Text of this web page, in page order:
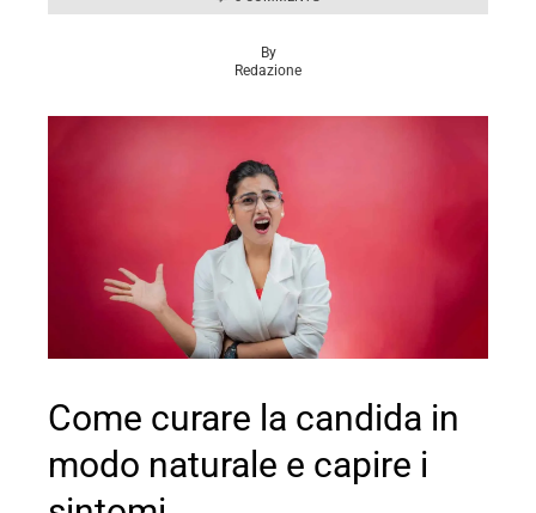
By
Redazione
Come curare la candida in
modo naturale e capire i